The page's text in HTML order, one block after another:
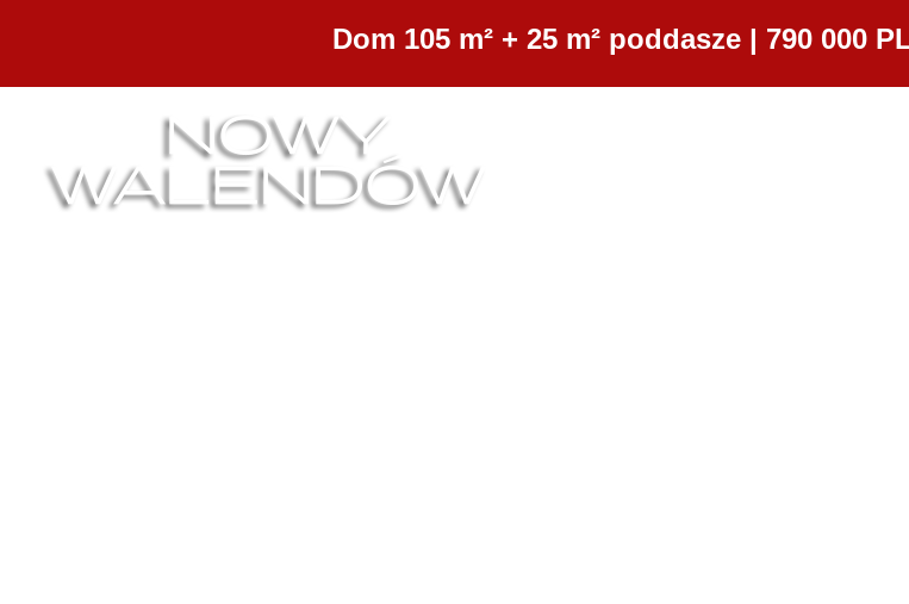
Dom 105 m² + 25 m² poddasze | 790 000